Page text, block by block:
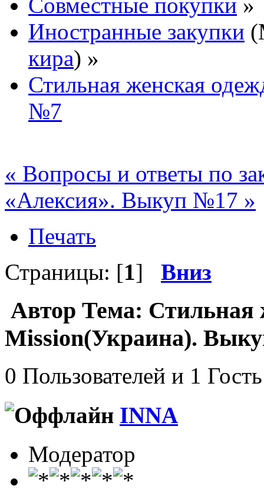
Иностранные закупки
кира) »
Стильная женская
№7
« Вопросы и ответы по
«Алексия». Выкуп №17 »
Печать
Страницы: [1] Вниз
Автор Тема: Стильная
Mission(Украина).
0 Пользователей и 1
INNA
Модератор